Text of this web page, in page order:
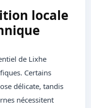
locale
de Lixhe
Certains
délicate, tandis
nécessitent